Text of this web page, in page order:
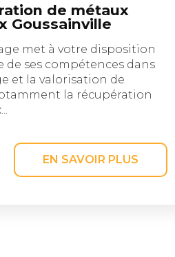
de métaux
Goussainville
met à votre disposition
de ses compétences dans
et la valorisation de
la récupération
EN SAVOIR PLUS